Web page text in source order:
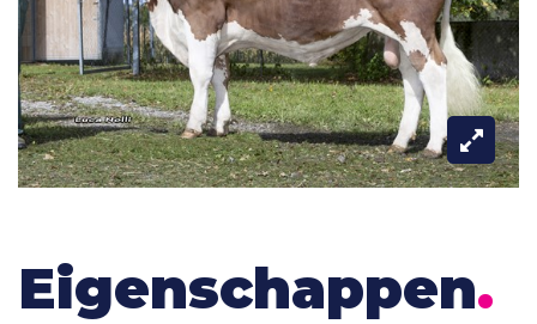
Eigenschappen.